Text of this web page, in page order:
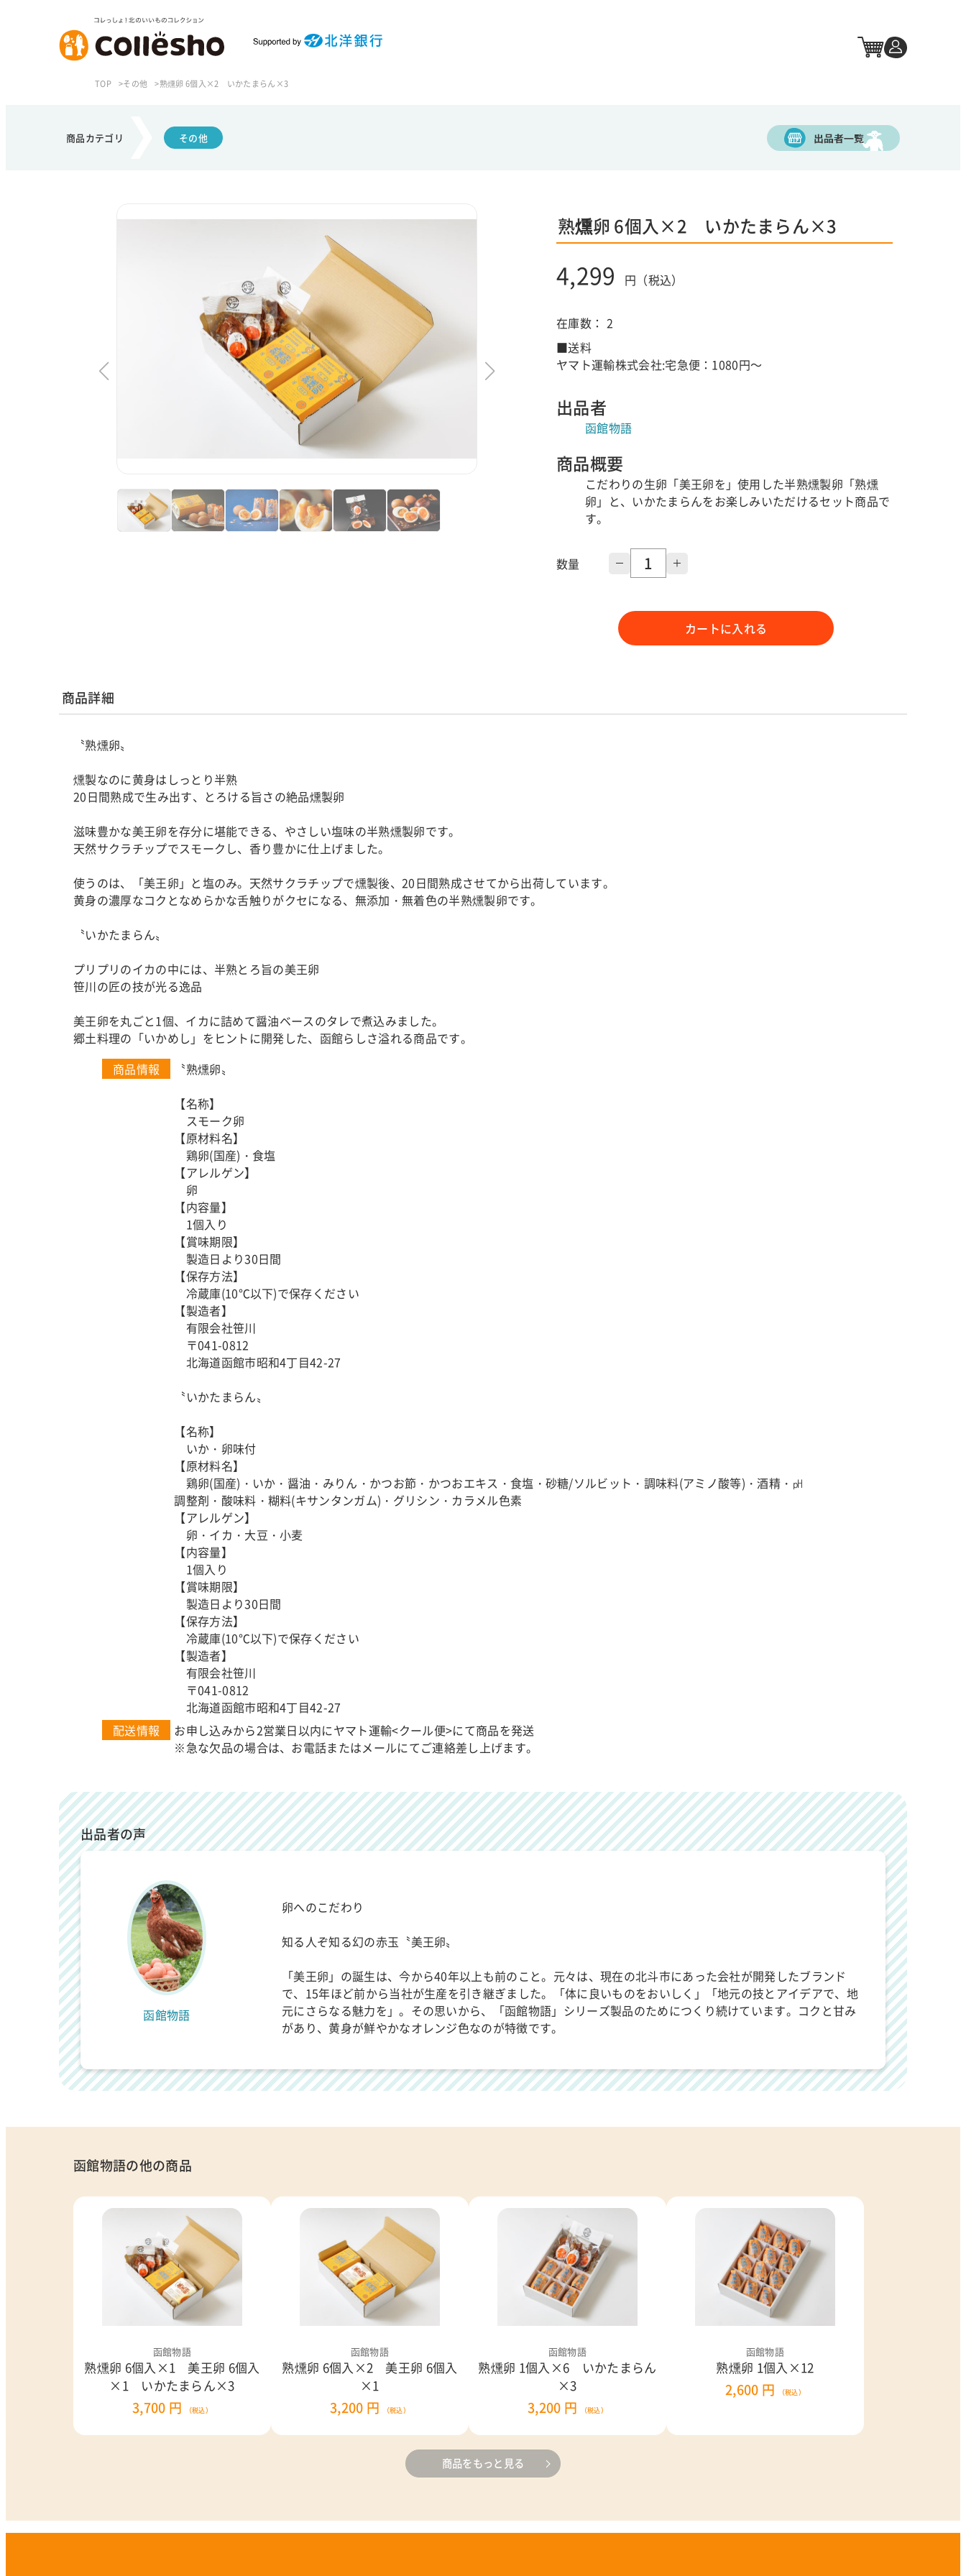
TOP その他 熟燻卵 6個入×2 いかたまらん×3
商品カテゴリ その他
熟燻卵 6個入×2 いかたまらん×3
4,299 円（税込）
在庫数： 2
■送料
ヤマト運輸株式会社:宅急便：1080円～
出品者
函館物語
商品概要
こだわりの生卵「美王卵を」使用した半熟燻製卵「熟燻
卵」と、いかたまらんをお楽しみいただけるセット商品で
す。
数量
カートに入れる
商品詳細
〝熟燻卵〟
燻製なのに黄身はしっとり半熟
20日間熟成で生み出す、とろける旨さの絶品燻製卵
滋味豊かな美王卵を存分に堪能できる、やさしい塩味の半熟燻製卵です。
天然サクラチップでスモークし、香り豊かに仕上げました。
使うのは、「美王卵」と塩のみ。天然サクラチップで燻製後、20日間熟成させてから出荷しています。
黄身の濃厚なコクとなめらかな舌触りがクセになる、無添加・無着色の半熟燻製卵です。
〝いかたまらん〟
プリプリのイカの中には、半熟とろ旨の美王卵
笹川の匠の技が光る逸品
美王卵を丸ごと1個、イカに詰めて醤油ベースのタレで煮込みました。
郷土料理の「いかめし」をヒントに開発した、函館らしさ溢れる商品です。
商品情報
〝熟燻卵〟
【名称】
スモーク卵
【原材料名】
鶏卵(国産)・食塩
【アレルゲン】
卵
【内容量】
1個入り
【賞味期限】
製造日より30日間
【保存方法】
冷蔵庫(10℃以下)で保存ください
【製造者】
有限会社笹川
〒041-0812
北海道函館市昭和4丁目42-27
〝いかたまらん〟
【名称】
いか・卵味付
【原材料名】
鶏卵(国産)・いか・醤油・みりん・かつお節・かつおエキス・食塩・砂糖/ソルビット・調味料(アミノ酸等)・酒精・㏗
調整剤・酸味料・糊料(キサンタンガム)・グリシン・カラメル色素
【アレルゲン】
卵・イカ・大豆・小麦
【内容量】
1個入り
【賞味期限】
製造日より30日間
【保存方法】
冷蔵庫(10℃以下)で保存ください
【製造者】
有限会社笹川
〒041-0812
北海道函館市昭和4丁目42-27
配送情報
お申し込みから2営業日以内にヤマト運輸<クール便>にて商品を発送
※急な欠品の場合は、お電話またはメールにてご連絡差し上げます。
出品者の声
函館物語
卵へのこだわり
知る人ぞ知る幻の赤玉〝美王卵〟
「美王卵」の誕生は、今から40年以上も前のこと。元々は、現在の北斗市にあった会社が開発したブランド
で、15年ほど前から当社が生産を引き継ぎました。「体に良いものをおいしく」「地元の技とアイデアで、地
元にさらなる魅力を」。その思いから、「函館物語」シリーズ製品のためにつくり続けています。コクと甘み
があり、黄身が鮮やかなオレンジ色なのが特徴です。
函館物語の他の商品
函館物語
熟燻卵 6個入×1 美王卵 6個入
×1 いかたまらん×3
3,700 円 （税込）
函館物語
熟燻卵 6個入×2 美王卵 6個入
×1
3,200 円 （税込）
函館物語
熟燻卵 1個入×6 いかたまらん
×3
3,200 円 （税込）
函館物語
熟燻卵 1個入×12
2,600 円 （税込）
商品をもっと見る